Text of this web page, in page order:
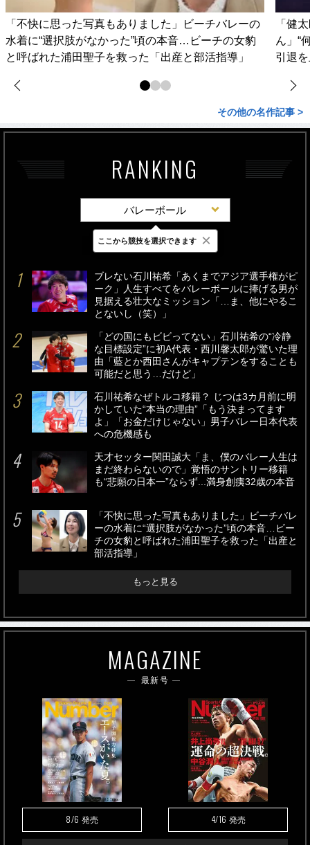
「不快に思った写真もありました」ビーチバレーの
水着に“選択肢がなかった”頃の本音…ビーチの女豹
と呼ばれた浦田聖子を救った「出産と部活指導」
「健
ん」“
引退
その他の名作記事 >
RANKING
バレーボール
最新 24時間 週間
ブレない石川祐希「あくまでアジア選手権がピ
ーク」人生すべてをバレーボールに捧げる男が
見据える壮大なミッション「…ま、他にやるこ
とないし（笑）」
「どの国にもビビってない」石川祐希の“冷静
な目標設定”に初A代表・西川馨太郎が驚いた理
由「藍とか西田さんがキャプテンをすることも
可能だと思う…だけど」
石川祐希なぜトルコ移籍？ じつは3カ月前に明
かしていた“本当の理由”「もう決まってます
よ」「お金だけじゃない」男子バレー日本代表
への危機感も
天才セッター関田誠大「ま、僕のバレー人生は
まだ終わらないので」覚悟のサントリー移籍
も“悲願の日本一”ならず...満身創痍32歳の本音
「不快に思った写真もありました」ビーチバレ
ーの水着に“選択肢がなかった”頃の本音…ビー
チの女豹と呼ばれた浦田聖子を救った「出産と
部活指導」
もっと見る
MAGAZINE
最新号
8/6 発売 4/16 発売
ここから競技を選択できます ×